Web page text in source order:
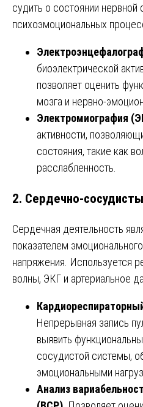
судить о состоянии нервной
психоэмоциональных
биоэлектрической
позволяет оценить
мозга и нервно-
Электромиография
активности,
состояния, такие как
расслабленность.
2. Сердечно-
Сердечная деятельность
показателем
напряжения. Используется
волны, ЭКГ и артериальное
Непрерывная запись
выявить
сосудистой системы,
эмоциональными
Анализ